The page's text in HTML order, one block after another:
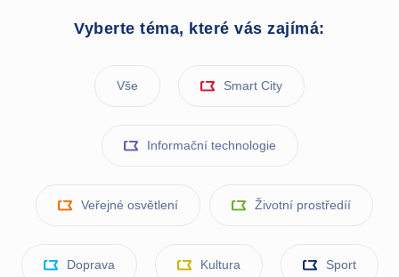
Vyberte téma, které vás zajímá:
Vše Smart City
Informační technologie
Veřejné osvětlení Životní prostředíí
Doprava Kultura Sport